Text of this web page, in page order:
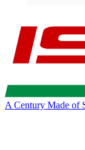
A Century Made of